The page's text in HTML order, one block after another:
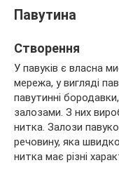
Павутина
Створення
У павуків є власна
мережа, у вигляді
павутинні
залозами. З них
нитка. Залози
речовину, яка
нитка має різні